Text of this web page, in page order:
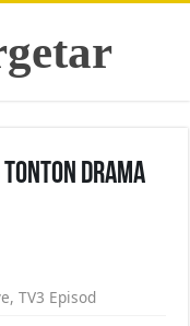
Drama
,TV3 Episod